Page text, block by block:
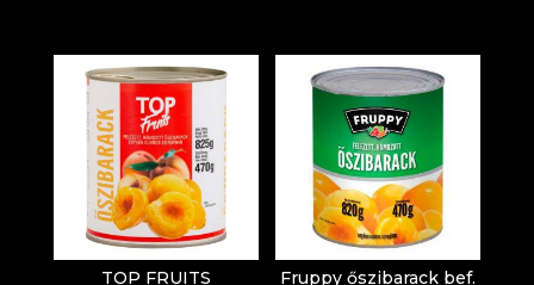
TOP FRUITS
Fruppy őszibarack bef.